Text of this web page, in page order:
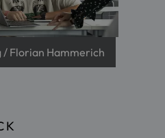
/ Florian Hammerich